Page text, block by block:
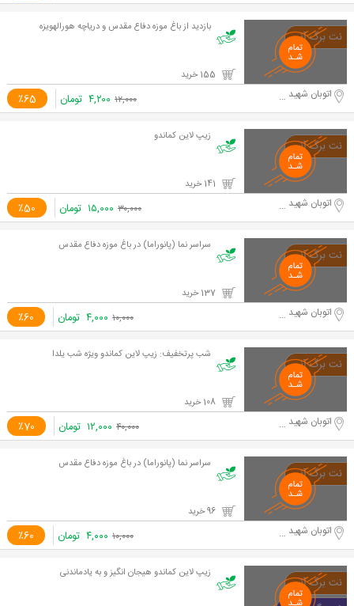
بازدید از باغ موزه دفاع مقدس و دریاچه هورالهویزه
٪65 اتوبان شهید حقانی ۱۲,۰۰۰ ۴,۲۰۰ تومان
زیپ لاین کماندو
٪50 اتوبان شهید حقانی ۳۰,۰۰۰ ۱۵,۰۰۰ تومان
سراسر نما (پانوراما) در باغ موزه دفاع مقدس
٪60 اتوبان شهید حقانی ۱۰,۰۰۰ ۴,۰۰۰ تومان
شب پرتخفیف: زیپ لاین کماندو ویژه شب یلدا
٪70 اتوبان شهید حقانی ۴۰,۰۰۰ ۱۲,۰۰۰ تومان
سراسر نما (پانوراما) در باغ موزه دفاع مقدس
٪60 اتوبان شهید حقانی ۱۰,۰۰۰ ۴,۰۰۰ تومان
زیپ لاین کماندو هیجان انگیز و به یادماندنی